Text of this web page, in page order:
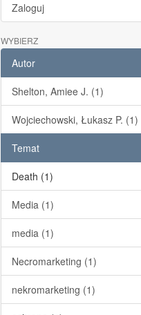
Zaloguj
WYBIERZ
Autor
Shelton, Amiee J. (1)
Wojciechowski, Łukasz P. (1)
Temat
Death (1)
Media (1)
media (1)
Necromarketing (1)
nekromarketing (1)